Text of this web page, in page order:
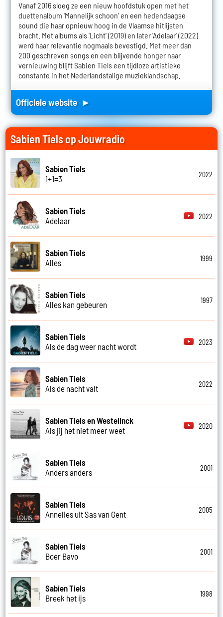
Vanaf 2016 sloeg ze een nieuw hoofdstuk open met het
duettenalbum 'Mannelijk schoon' en een hedendaagse
sound die haar opnieuw hoog in de Vlaamse hitlijsten
bracht. Met albums als 'Licht' (2019) en later 'Adelaar' (2022)
werd haar relevantie nogmaals bevestigd. Met meer dan
200 geschreven songs en een blijvende honger naar
vernieuwing blijft Sabien Tiels een tijdloze artistieke
constante in het Nederlandstalige muzieklandschap.
Officiele website ►
Sabien Tiels op Jouwradio
Sabien Tiels
1+1=3
2022
Sabien Tiels
Adelaar
2022
Sabien Tiels
Alles
1999
Sabien Tiels
Alles kan gebeuren
1997
Sabien Tiels
Als de dag weer nacht wordt
2023
Sabien Tiels
Als de nacht valt
2022
Sabien Tiels en Westelinck
Als jij het niet meer weet
2020
Sabien Tiels
Anders anders
2001
Sabien Tiels
Annelies uit Sas van Gent
2005
Sabien Tiels
Boer Bavo
2001
Sabien Tiels
Breek het ijs
1998